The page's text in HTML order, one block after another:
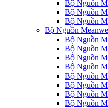
Bộ Nguồn
Bộ Nguồn
Bộ Nguồn
Bộ Nguồn
Bộ Nguồn
Bộ Nguồn
Bộ Nguồn
Bộ Nguồn
Bộ Nguồn
Bộ Nguồn
Bộ Nguồn
Bộ Nguồn